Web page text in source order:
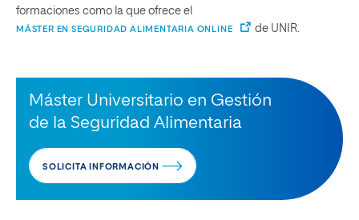
formaciones como la que ofrece el
MÁSTER EN SEGURIDAD ALIMENTARIA ONLINE de UNIR.
Máster Universitario en Gestión
de la Seguridad Alimentaria
SOLICITA INFORMACIÓN